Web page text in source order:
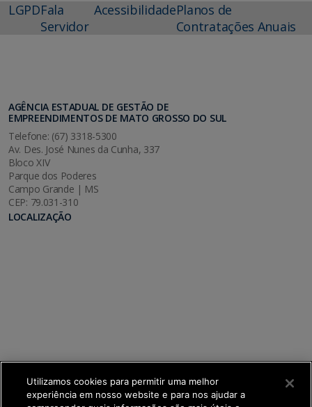
LGPDFala
Servidor
AcessibilidadePlanos de
Contratações Anuais
AGÊNCIA ESTADUAL DE GESTÃO DE
EMPREENDIMENTOS DE MATO GROSSO DO SUL
Telefone: (67) 3318-5300
Av. Des. José Nunes da Cunha, 337
Bloco XIV
Parque dos Poderes
Campo Grande | MS
CEP: 79.031-310
LOCALIZAÇÃO
Utilizamos cookies para permitir uma melhor
experiência em nosso website e para nos ajudar a